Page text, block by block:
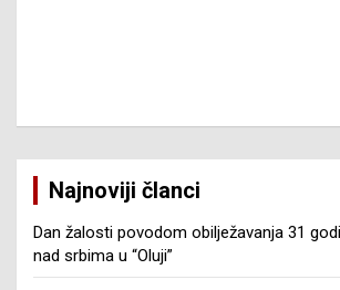
Najnoviji članci
Dan žalosti povodom obilježavanja 31
nad srbima u “Oluji”